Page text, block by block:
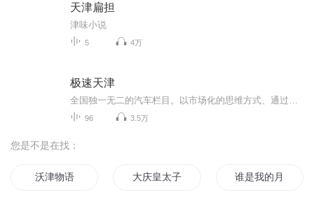
天津扁担
津味小说
5 4万
极速天津
96 3.5万
您是不是在找：
沃津物语 大庆皇太子 谁是我的月亮